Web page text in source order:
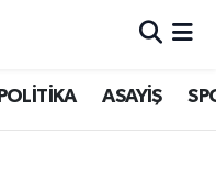
POLİTİKA ASAYİŞ